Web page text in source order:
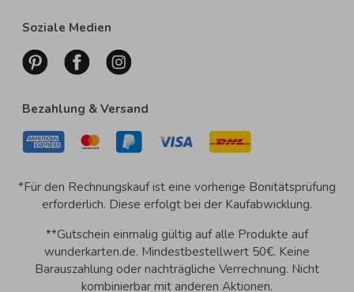
Soziale Medien
Bezahlung & Versand
*Für den Rechnungskauf ist eine vorherige Bonitätsprüfung
erforderlich. Diese erfolgt bei der Kaufabwicklung.
**Gutschein einmalig gültig auf alle Produkte auf
wunderkarten.de. Mindestbestellwert 50€. Keine
Barauszahlung oder nachträgliche Verrechnung. Nicht
kombinierbar mit anderen Aktionen.